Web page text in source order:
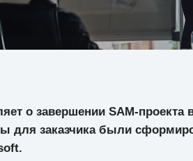
о завершении SAM-проекта
для заказчика были
.